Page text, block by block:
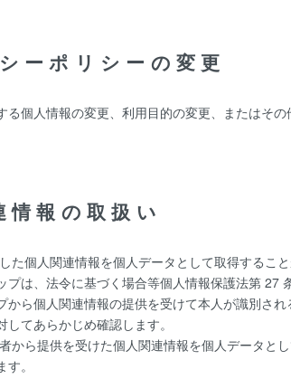
ーポリシーの変更
る個人情報の変更、利用目的の変更、またはそ
報の取扱い
た個人関連情報を個人データとして取得するこ
プは、法令に基づく場合等個人情報保護法第 27
から個人関連情報の提供を受けて本人が識別さ
てあらかじめ確認します。
から提供を受けた個人関連情報を個人データと
。